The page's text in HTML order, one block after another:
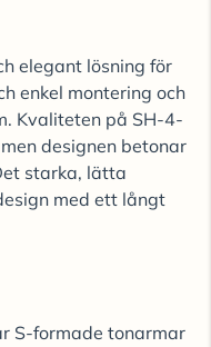
elegant lösning för
enkel montering och
Kvaliteten på SH-4-
designen betonar
starka, lätta
med ett långt
S-formade tonarmar